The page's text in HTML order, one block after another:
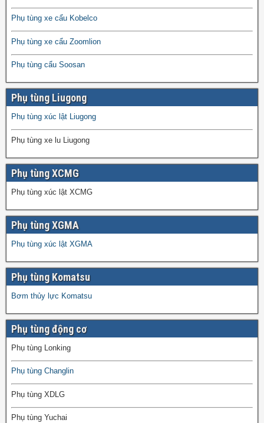
Phụ tùng xe cẩu Kobelco
Phụ tùng xe cẩu Zoomlion
Phụ tùng cẩu Soosan
Phụ tùng Liugong
Phụ tùng xúc lật Liugong
Phụ tùng xe lu Liugong
Phụ tùng XCMG
Phụ tùng xúc lật XCMG
Phụ tùng XGMA
Phụ tùng xúc lật XGMA
Phụ tùng Komatsu
Bơm thủy lực Komatsu
Phụ tùng động cơ
Phụ tùng Lonking
Phụ tùng Changlin
Phụ tùng XDLG
Phụ tùng Yuchai